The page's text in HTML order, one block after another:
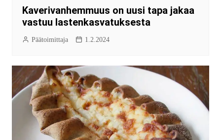
Kaverivanhemmuus on uusi tapa jakaa
vastuu lastenkasvatuksesta
Päätoimittaja 1.2.2024